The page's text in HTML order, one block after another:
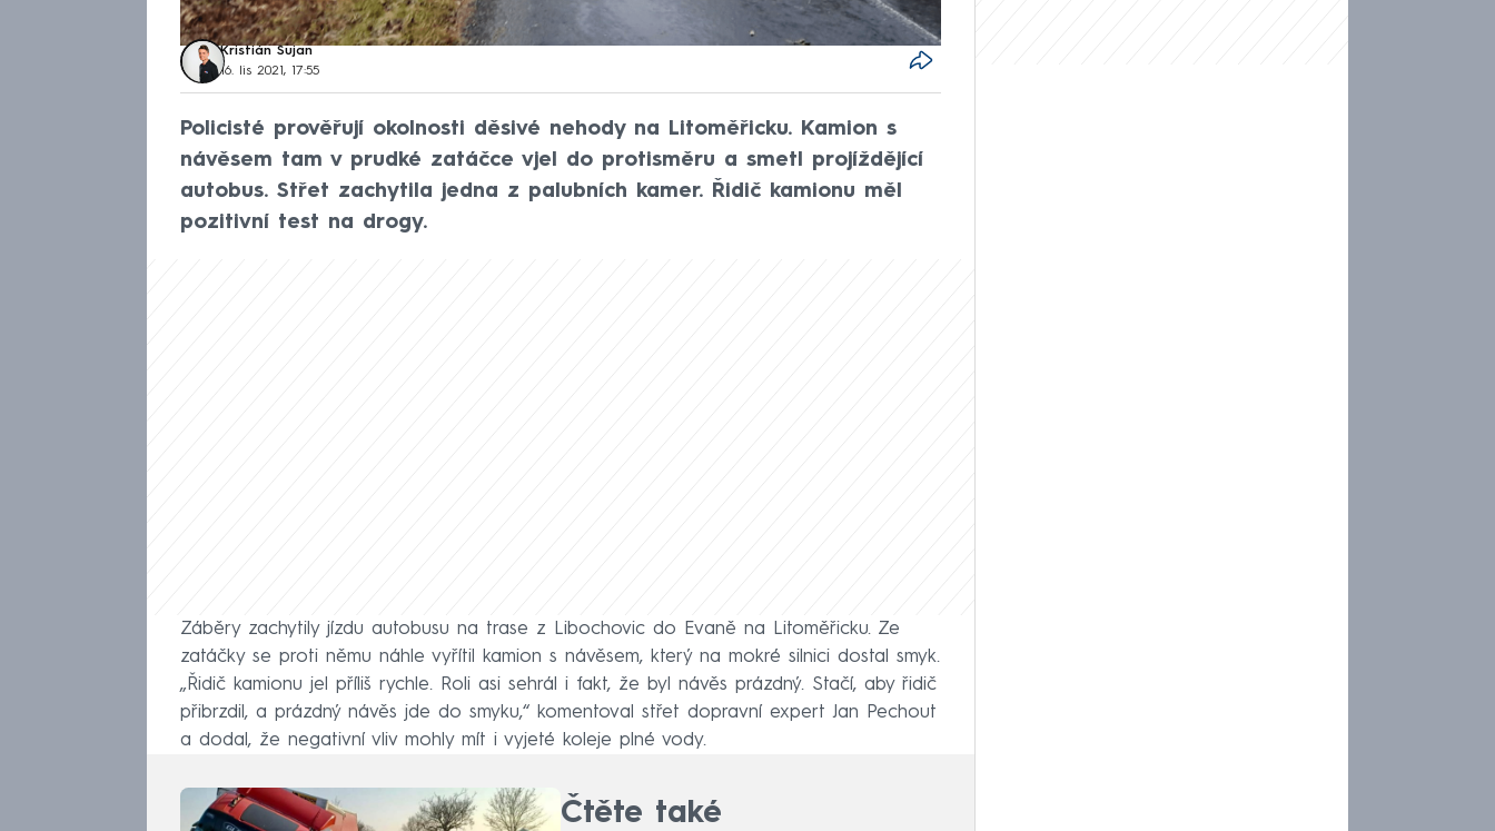
Kristián Šujan
16. lis 2021, 17:55
Policisté prověřují okolnosti děsivé nehody na Litoměřicku. Kamion s
návěsem tam v prudké zatáčce vjel do protisměru a smetl projíždějící
autobus. Střet zachytila jedna z palubních kamer. Řidič kamionu měl
pozitivní test na drogy.
Záběry zachytily jízdu autobusu na trase z Libochovic do Evaně na Litoměřicku. Ze
zatáčky se proti němu náhle vyřítil kamion s návěsem, který na mokré silnici dostal smyk.
„Řidič kamionu jel příliš rychle. Roli asi sehrál i fakt, že byl návěs prázdný. Stačí, aby řidič
přibrzdil, a prázdný návěs jde do smyku,“ komentoval střet dopravní expert Jan Pechout
a dodal, že negativní vliv mohly mít i vyjeté koleje plné vody.
Čtěte také